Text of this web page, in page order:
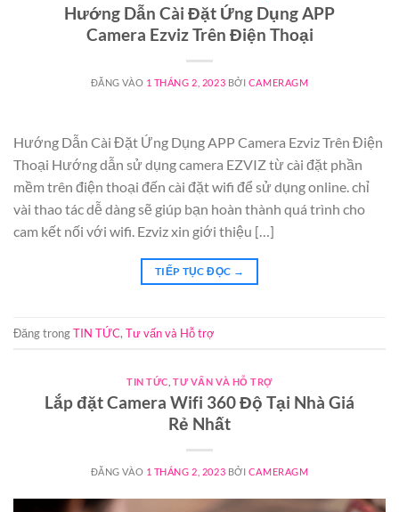
Hướng Dẫn Cài Đặt Ứng Dụng APP
Camera Ezviz Trên Điện Thoại
ĐĂNG VÀO 1 THÁNG 2, 2023 BỞI CAMERAGM
Hướng Dẫn Cài Đặt Ứng Dụng APP Camera Ezviz Trên Điện
Thoại Hướng dẫn sử dụng camera EZVIZ từ cài đặt phần
mềm trên điện thoại đến cài đặt wifi để sử dụng online. chỉ
vài thao tác dễ dàng sẽ giúp bạn hoàn thành quá trình cho
cam kết nối với wifi. Ezviz xin giới thiệu […]
TIẾP TỤC ĐỌC →
Đăng trongTIN TỨC, Tư vấn và Hỗ trợ
TIN TỨC ,TƯ VẤN VÀ HỖ TRỢ
Lắp đặt Camera Wifi 360 Độ Tại Nhà Giá
Rẻ Nhất
ĐĂNG VÀO 1 THÁNG 2, 2023 BỞI CAMERAGM